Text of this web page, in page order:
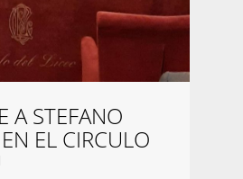
A STEFANO
EL CIRCULO